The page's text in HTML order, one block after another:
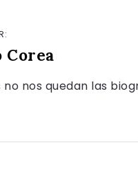
Corea
no nos quedan las